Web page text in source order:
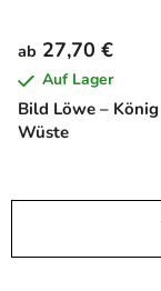
Bild Löwe –
Wüste
ab 27,70 €
Auf Lager